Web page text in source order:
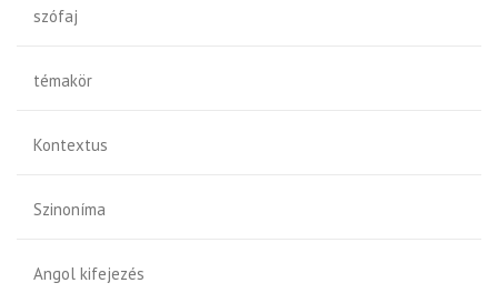
szófaj
témakör
Kontextus
Szinoníma
Angol kifejezés